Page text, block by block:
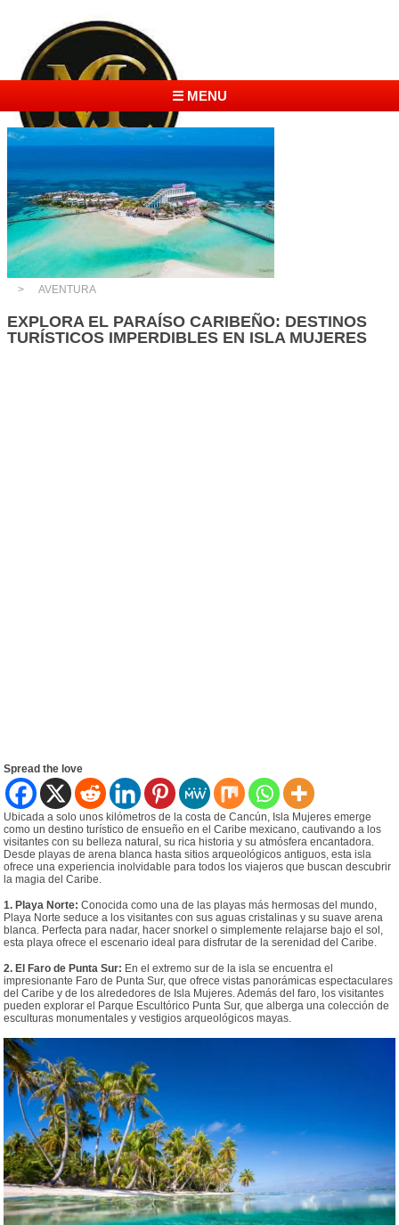
☰ MENU
AVENTURA
EXPLORA EL PARAÍSO CARIBEÑO: DESTINOS
TURÍSTICOS IMPERDIBLES EN ISLA MUJERES
Spread the love
Ubicada a solo unos kilómetros de la costa de Cancún, Isla Mujeres emerge
como un destino turístico de ensueño en el Caribe mexicano, cautivando a los
visitantes con su belleza natural, su rica historia y su atmósfera encantadora.
Desde playas de arena blanca hasta sitios arqueológicos antiguos, esta isla
ofrece una experiencia inolvidable para todos los viajeros que buscan descubrir
la magia del Caribe.
1. Playa Norte: Conocida como una de las playas más hermosas del mundo,
Playa Norte seduce a los visitantes con sus aguas cristalinas y su suave arena
blanca. Perfecta para nadar, hacer snorkel o simplemente relajarse bajo el sol,
esta playa ofrece el escenario ideal para disfrutar de la serenidad del Caribe.
2. El Faro de Punta Sur: En el extremo sur de la isla se encuentra el
impresionante Faro de Punta Sur, que ofrece vistas panorámicas espectaculares
del Caribe y de los alrededores de Isla Mujeres. Además del faro, los visitantes
pueden explorar el Parque Escultórico Punta Sur, que alberga una colección de
esculturas monumentales y vestigios arqueológicos mayas.